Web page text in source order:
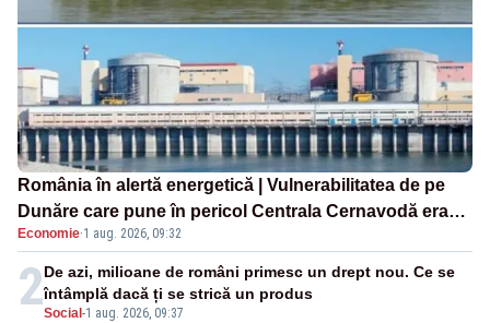
România în alertă energetică | Vulnerabilitatea de pe
Dunăre care pune în pericol Centrala Cernavodă era
cunoscută de pe vremea lui Ceaușescu
Economie·1 aug. 2026, 09:32
2Social -1 aug. 2026, 09:37
De azi, milioane de români primesc un drept nou. Ce se
întâmplă dacă ți se strică un produs